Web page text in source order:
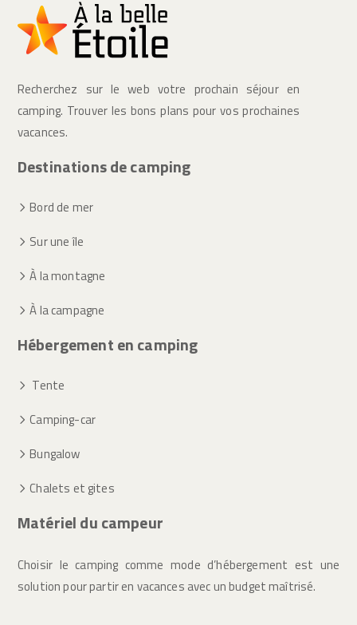
Recherchez sur le web votre prochain séjour en
camping. Trouver les bons plans pour vos prochaines
vacances.
Destinations de camping
Bord de mer
Sur une île
À la montagne
À la campagne
Hébergement en camping
Tente
Camping-car
Bungalow
Chalets et gites
Matériel du campeur
Choisir le camping comme mode d’hébergement est une
solution pour partir en vacances avec un budget maîtrisé.